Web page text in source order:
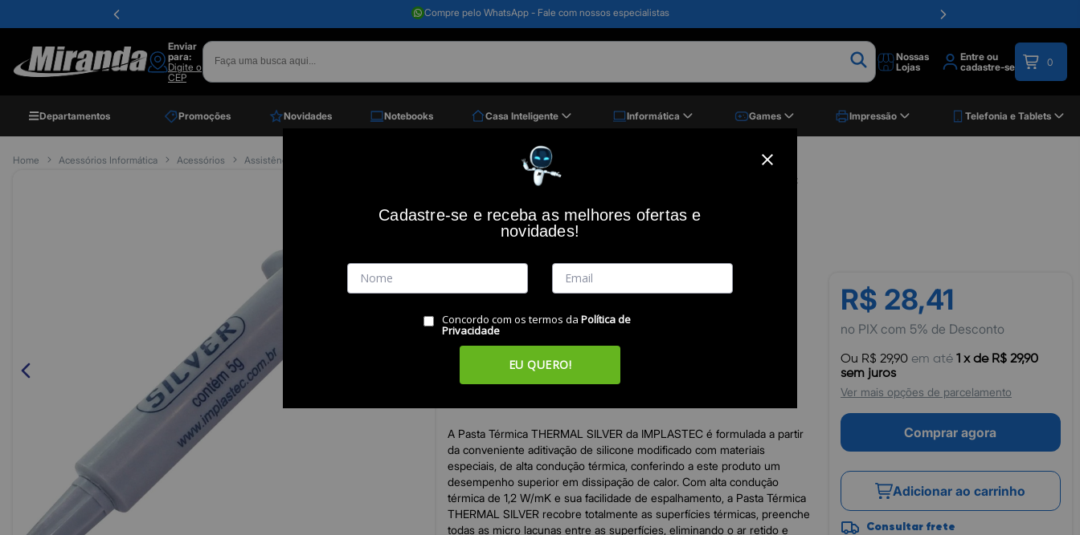
Compre pelo WhatsApp - Fale com nossos especialistas
Enviar
para:
Digite o
CEP
Nossas
Lojas
Entre ou
cadastre-se
0
Departamentos Promoções Novidades Notebooks Casa Inteligente Informática Games Impressão Telefonia e Tablets
Home Acessórios Informática Acessórios Assistência Técnica Pasta Termica 5g Thermal Silver 35390, Implastec
R$ 28,41
no PIX com 5% de Desconto
Ou R$ 29,90em até 1 x de R$ 29,90
sem juros
Ver mais opções de parcelamento
Comprar agora
Adicionar ao carrinho
Consultar frete
Pasta termica 5g thermal silver 35390, IMPLASTEC
Vendido e Entregue por:Miranda
RESUMO DO PRODUTO
Marca: IMPLASTEC
A Pasta Térmica THERMAL SILVER da IMPLASTEC é formulada a partir
da conveniente aditivação de silicone modificado com materiais
especiais, de alta condução térmica, conferindo a este produto um
desempenho superior em dissipação de calor. Com alta condução
térmica de 1,2 W/mK e sua facilidade de espalhamento, a Pasta Térmica
THERMAL SILVER recobre totalmente as superfícies térmicas, preenche
todas as micro lacunas entre as superfícies, eliminando o ar retido e
Cadastre-se e receba as melhores ofertas e
novidades!
Concordo com os termos da Política de
Privacidade
EU QUERO!